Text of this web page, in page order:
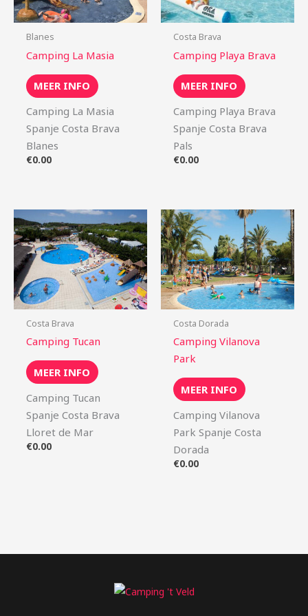
Blanes
Camping La Masia
MEER INFO
Camping La Masia
Spanje Costa Brava
Blanes
€0.00
Costa Brava
Camping Playa Brava
MEER INFO
Camping Playa Brava
Spanje Costa Brava
Pals
€0.00
Costa Brava
Camping Tucan
MEER INFO
Camping Tucan
Spanje Costa Brava
Lloret de Mar
€0.00
Costa Dorada
Camping Vilanova
Park
MEER INFO
Camping Vilanova
Park Spanje Costa
Dorada
€0.00